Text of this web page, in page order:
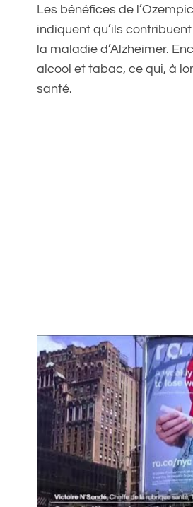
Les bénéfices de
indiquent qu’ils
la maladie d’Alzheimer.
alcool et tabac, ce qui, à
santé.